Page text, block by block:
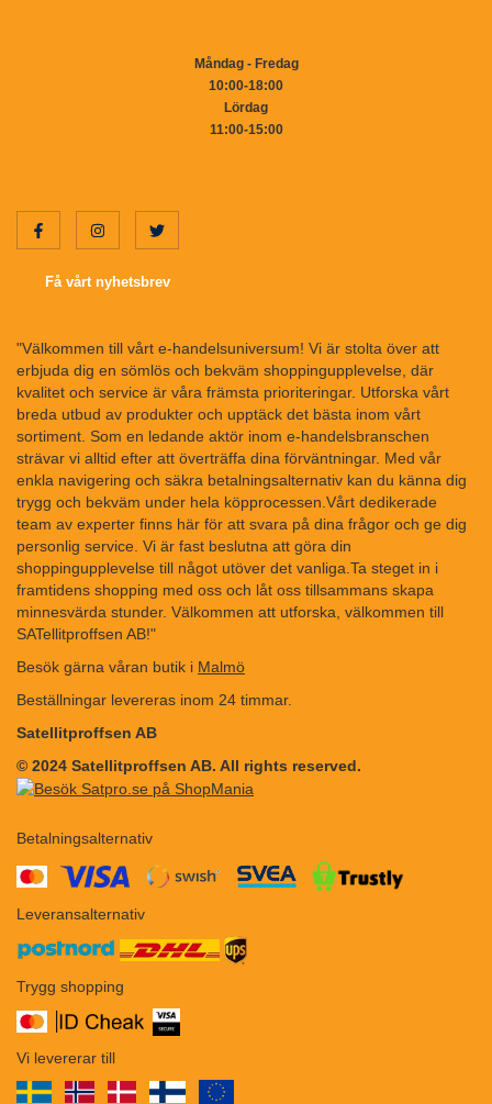
Måndag - Fredag
10:00-18:00
Lördag
11:00-15:00
Få vårt nyhetsbrev
"Välkommen till vårt e-handelsuniversum! Vi är stolta över att
erbjuda dig en sömlös och bekväm shoppingupplevelse, där
kvalitet och service är våra främsta prioriteringar. Utforska vårt
breda utbud av produkter och upptäck det bästa inom vårt
sortiment. Som en ledande aktör inom e-handelsbranschen
strävar vi alltid efter att överträffa dina förväntningar. Med vår
enkla navigering och säkra betalningsalternativ kan du känna dig
trygg och bekväm under hela köpprocessen.Vårt dedikerade
team av experter finns här för att svara på dina frågor och ge dig
personlig service. Vi är fast beslutna att göra din
shoppingupplevelse till något utöver det vanliga.Ta steget in i
framtidens shopping med oss och låt oss tillsammans skapa
minnesvärda stunder. Välkommen att utforska, välkommen till
SATellitproffsen AB!"
Besök gärna våran butik i Malmö
Beställningar levereras inom 24 timmar.
Satellitproffsen AB
© 2024 Satellitproffsen AB. All rights reserved.
Betalningsalternativ
Leveransalternativ
Trygg shopping
Vi levererar till